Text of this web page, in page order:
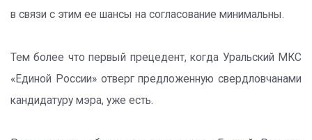
в связи с этим ее шансы на согласование минимальны.
Тем более что первый прецедент, когда Уральский МКС
«Единой России» отверг предложенную свердловчанами
кандидатуру мэра, уже есть.